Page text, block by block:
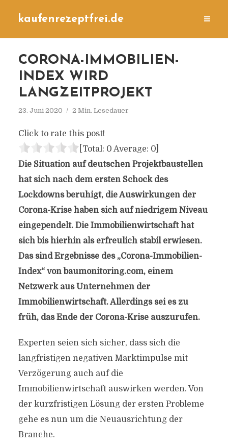
kaufenrezeptfrei.de
CORONA-IMMOBILIEN-
INDEX WIRD
LANGZEITPROJEKT
23. Juni 2020 2 Min. Lesedauer
Click to rate this post!
[Total: 0 Average: 0]
Die Situation auf deutschen Projektbaustellen
hat sich nach dem ersten Schock des
Lockdowns beruhigt, die Auswirkungen der
Corona-Krise haben sich auf niedrigem Niveau
eingependelt. Die Immobilienwirtschaft hat
sich bis hierhin als erfreulich stabil erwiesen.
Das sind Ergebnisse des „Corona-Immobilien-
Index“ von baumonitoring.com, einem
Netzwerk aus Unternehmen der
Immobilienwirtschaft. Allerdings sei es zu
früh, das Ende der Corona-Krise auszurufen.
Experten seien sich sicher, dass sich die
langfristigen negativen Marktimpulse mit
Verzögerung auch auf die
Immobilienwirtschaft auswirken werden. Von
der kurzfristigen Lösung der ersten Probleme
gehe es nun um die Neuausrichtung der
Branche.